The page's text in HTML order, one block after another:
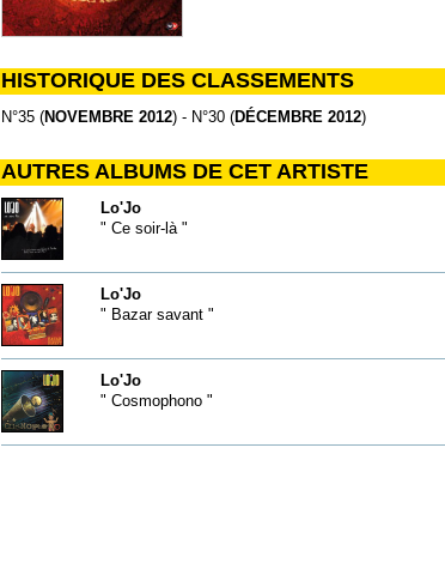
HISTORIQUE DES CLASSEMENTS
N°35 (NOVEMBRE 2012) - N°30 (DÉCEMBRE 2012)
AUTRES ALBUMS DE CET ARTISTE
Lo'Jo
" Ce soir-là "
Lo'Jo
" Bazar savant "
Lo'Jo
" Cosmophono "